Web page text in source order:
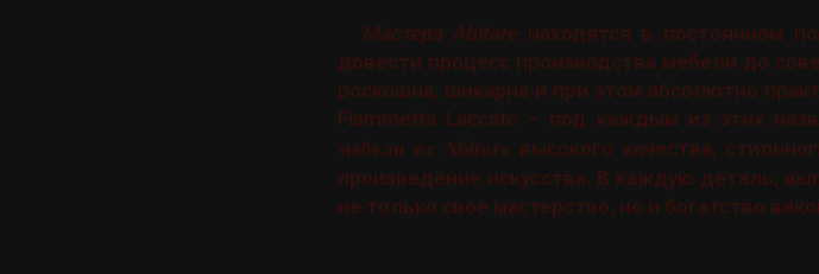
Мастера Abitareнаходятся в постоянном
довести процесс производства мебели до
роскошна, шикарна и при этом абсолютно
Fiammetta Laccato – под каждым из этих
мебели от Abitare высокого качества,
произведение искусства. В каждую деталь,
не только свое мастерство, но и богатство